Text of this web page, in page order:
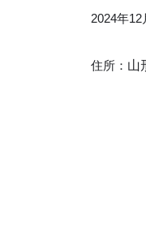
2024年
住所： 山